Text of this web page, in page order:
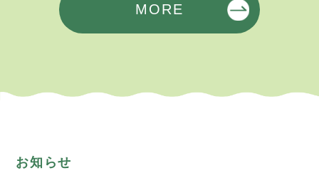
MORE
お知らせ